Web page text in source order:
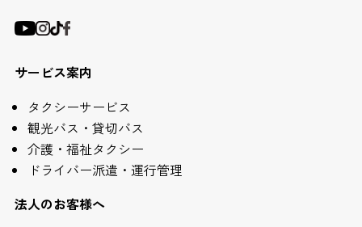
サービス案内
タクシーサービス
観光バス・貸切バス
介護・福祉タクシー
ドライバー派遣・運行管理
法人のお客様へ